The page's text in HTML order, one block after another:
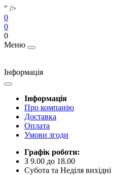
" />
0
0
0
Меню
Інформація
Інформація
Про компанію
Доставка
Оплата
Умови згоди
Графік роботи:
З 9.00 до 18.00
Субота та Неділя вихідні